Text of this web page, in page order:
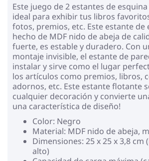
Este juego de 2 estantes de
ideal para exhibir tus libros
fotos, premios, etc. Este estante de
hecho de MDF nido de abeja de
fuerte, es estable y duradero. Con
montaje invisible, el estante de
instalar y sirve como el lugar
los artículos como premios, libros,
adornos, etc. Este estante flotante
cualquier decoración y convierte
una característica de diseño!
Color: Negro
Material: MDF nido de abeja,
Dimensiones: 25 x 25 x 3,8 cm
alto)